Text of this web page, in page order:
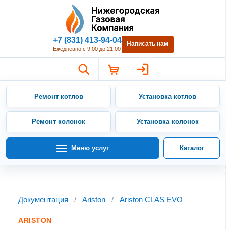
Нижегородская Газовая
+7 (831) 413-94-04
Ежедневно с 9:00 до 21:00
Написать нам
Ремонт котлов Установка котлов
Ремонт колонок Установка колонок
Меню услуг Каталог
Документация / Ariston / Ariston CLAS EVO
ARISTON